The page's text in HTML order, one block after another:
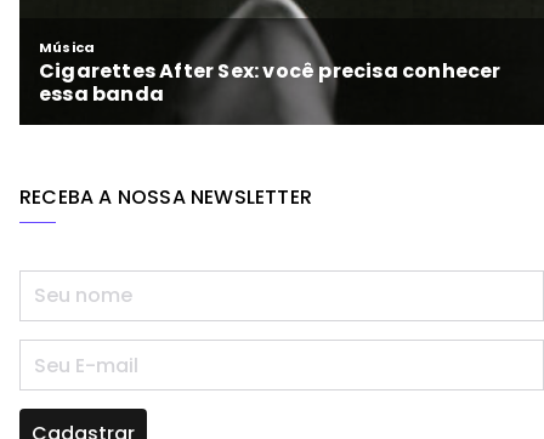
RECEBA A NOSSA NEWSLETTER